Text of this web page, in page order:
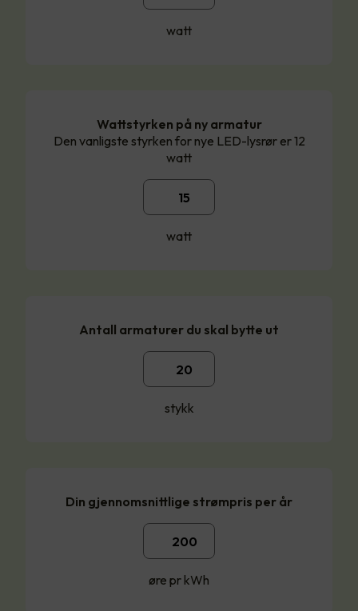
watt
Wattstyrken på ny armatur
Den vanligste styrken for nye LED-lysrør er 12
watt
watt
Antall armaturer du skal bytte ut
stykk
Din gjennomsnittlige strømpris per år
øre pr kWh